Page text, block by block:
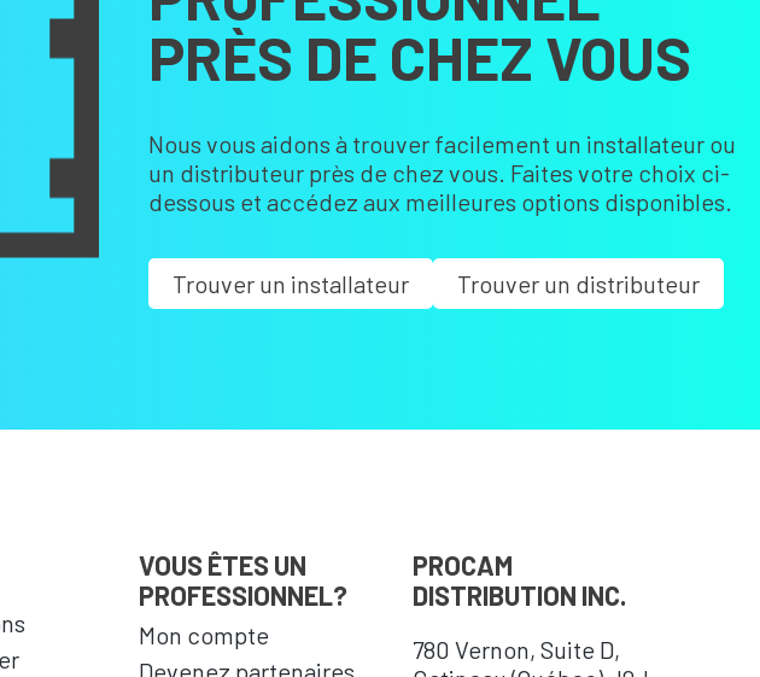
PRÈS DE CHEZ VOUS
Nous vous aidons à trouver facilement un installateur ou
un distributeur près de chez vous. Faites votre choix ci-
dessous et accédez aux meilleures options disponibles.
Trouver un installateur Trouver un distributeur
VOUS ÊTES UN
PROFESSIONNEL?
Mon compte
Devenez partenaires
PROCAM
DISTRIBUTION INC.
780 Vernon, Suite D,